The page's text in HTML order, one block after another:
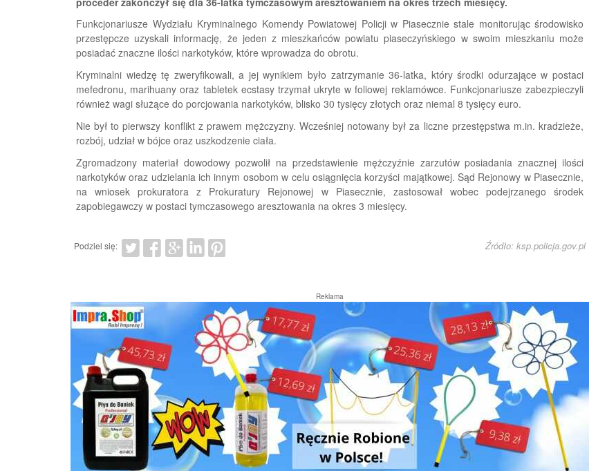
Funkcjonariusze Wydziału Kryminalnego Komendy Powiatowej Policji w Piasecznie stale monitorując środowisko
przestępcze uzyskali informację, że jeden z mieszkańców powiatu piaseczyńskiego w swoim mieszkaniu może
posiadać znaczne ilości narkotyków, które wprowadza do obrotu.
Kryminalni wiedzę tę zweryfikowali, a jej wynikiem było zatrzymanie 36-latka, który środki odurzające w postaci
mefedronu, marihuany oraz tabletek ecstasy trzymał ukryte w foliowej reklamówce. Funkcjonariusze zabezpieczyli
również wagi służące do porcjowania narkotyków, blisko 30 tysięcy złotych oraz niemal 8 tysięcy euro.
Nie był to pierwszy konflikt z prawem mężczyzny. Wcześniej notowany był za liczne przestępstwa m.in. kradzieże,
rozbój, udział w bójce oraz uszkodzenie ciała.
Zgromadzony materiał dowodowy pozwolił na przedstawienie mężczyźnie zarzutów posiadania znacznej ilości
narkotyków oraz udzielania ich innym osobom w celu osiągnięcia korzyści majątkowej. Sąd Rejonowy w Piasecznie,
na wniosek prokuratora z Prokuratury Rejonowej w Piasecznie, zastosował wobec podejrzanego środek
zapobiegawczy w postaci tymczasowego aresztowania na okres 3 miesięcy.
Podziel się: Źródło: ksp.policja.gov.pl
Reklama